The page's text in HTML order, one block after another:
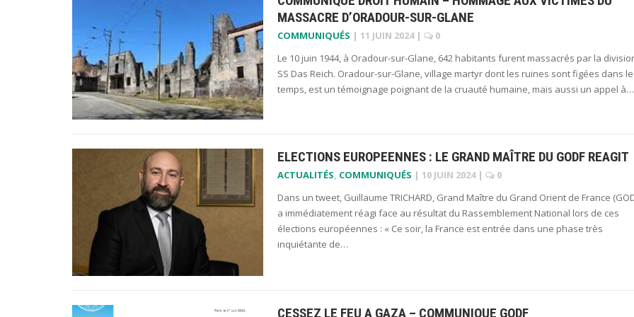
MASSACRE D’ORADOUR-SUR-GLANE
COMMUNIQUÉS | 11 JUIN 2024 |
0
Le 10 juin 1944, à Oradour-sur-Glane, 642 habitants furent massacrés par la
SS Das Reich. Oradour-sur-Glane, village martyr dont les ruines sont figées dans le
temps, est un témoignage poignant de la cruauté humaine, mais aussi un appel à…
ELECTIONS EUROPEENNES : LE GRAND MAÎTRE DU GODF REAGIT
ACTUALITÉS, COMMUNIQUÉS | 10 JUIN 2024 |
0
Dans un tweet, Guillaume TRICHARD, Grand Maître du Grand Orient de France
a immédiatement réagi face au résultat du Rassemblement National lors de ces
élections européennes : « Ce soir, la France est entrée dans une phase très
inquiétante de…
CESSEZ LE FEU A GAZA – COMMUNIQUE GODF